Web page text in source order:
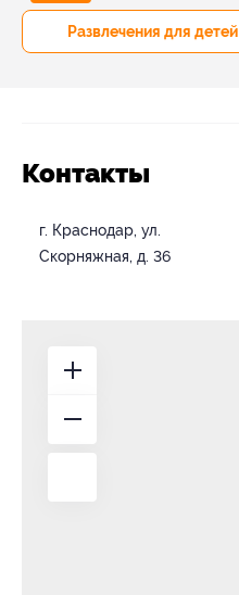
Развлечения для детей
Контакты
г. Краснодар, ул.
Скорняжная, д. 36